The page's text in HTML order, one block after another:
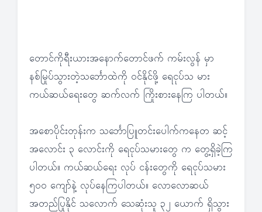
တောင်ကိုရီးယားအနောက်တောင်ဖက် ကမ်းလွန် မှာ
နစ်မြုပ်သွားတဲ့သင်္ဘောထဲကို ဝင်နိုင်ဖို့ ရေငုပ်သ မား
ကယ်ဆယ်ရေးတွေ ဆက်လက် ကြိုးစားနေကြ ပါတယ်။
အစောပိုင်းတုန်းက သင်္ဘောပြူတင်းပေါက်ကနေတ ဆင့်
အလောင်း ၃ လောင်းကို ရေငုပ်သမားတွေ က တွေ့ရှိခဲ့ကြ
ပါတယ်။ ကယ်ဆယ်ရေး လုပ် ငန်းတွေကို ရေငုပ်သမား
၅၀၀ ကျော်နဲ့ လုပ်နေကြပါတယ်။ လောလောဆယ်
အတည်ပြုနိုင် သလောက် သေဆုံးသူ ၃၂ ယောက် ရှိသွား